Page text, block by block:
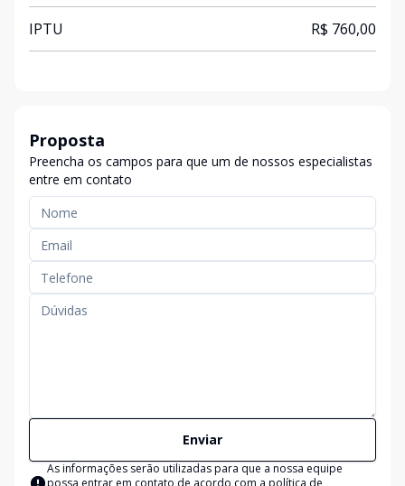
IPTU R$ 760,00
Proposta
Preencha os campos para que um de nossos especialistas
entre em contato
Enviar
As informações serão utilizadas para que a nossa equipe
possa entrar em contato de acordo com a política de